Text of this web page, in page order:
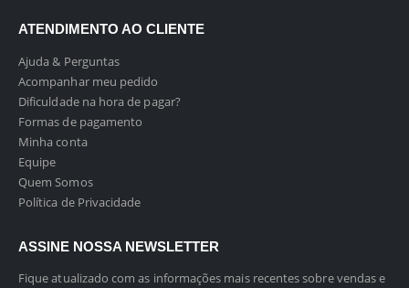
ATENDIMENTO AO CLIENTE
Ajuda & Perguntas
Acompanhar meu pedido
Dificuldade na hora de pagar?
Formas de pagamento
Minha conta
Equipe
Quem Somos
Política de Privacidade
ASSINE NOSSA NEWSLETTER
Fique atualizado com as informações mais recentes sobre vendas e